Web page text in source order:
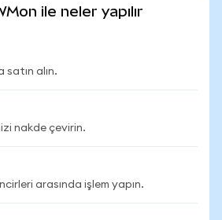
ile neler yapılır
satın alın.
nakde çevirin.
arasında işlem yapın.